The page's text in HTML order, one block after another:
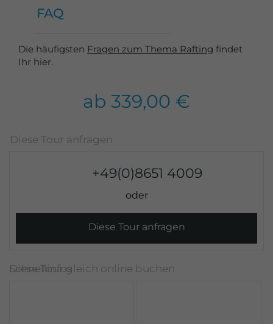
FAQ
Die häufigsten Fragen zum Thema Rafting findet
Ihr hier.
ab 339,00 €
+49(0)8651 4009
Diese Tour anfragen